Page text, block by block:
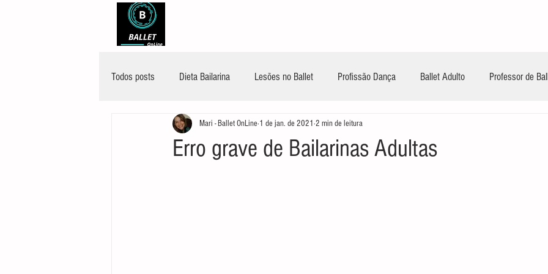
Todos posts Dieta Bailarina Lesões no Ballet Profissão Dança Ballet Adulto Professor de
Erro grave de Bailarinas Adultas
Mari - Ballet OnLine 1 de jan. de 2021 2 min de leitura